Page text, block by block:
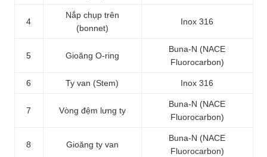
4
Nắp chụp trên
(bonnet)
Inox 316
5 Gioăng O-ring
Buna-N (NACE
Fluorocarbon)
6 Ty van (Stem) Inox 316
7 Vòng đệm lưng ty
Buna-N (NACE
Fluorocarbon)
8 Gioăng ty van
Buna-N (NACE
Fluorocarbon)